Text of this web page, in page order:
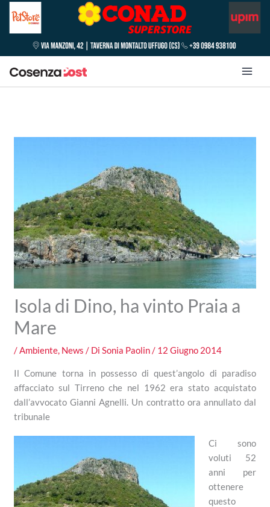
Isola di Dino, ha vinto Praia a
Mare
/Ambiente, News / DiSonia Paolin/ 12 Giugno 2014
Il Comune torna in possesso di quest’angolo di paradiso
affacciato sul Tirreno che nel 1962 era stato acquistato
dall’avvocato Gianni Agnelli. Un contratto ora annullato dal
tribunale
Ci sono
voluti 52
anni per
ottenere
questo